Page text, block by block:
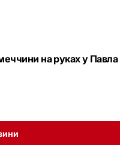
на руках у Павла